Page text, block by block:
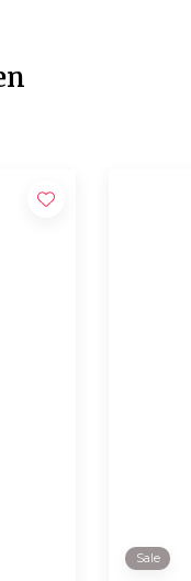
Sale